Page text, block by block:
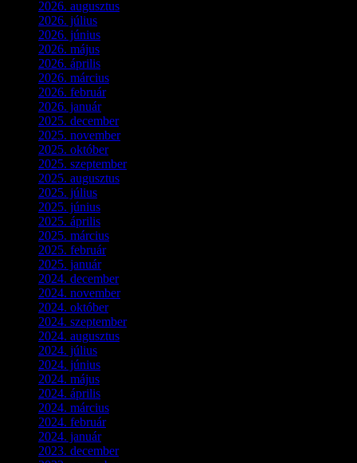
2026. augusztus
2026. július
2026. június
2026. május
2026. április
2026. március
2026. február(4)
2026. január(2)
2025. december(4)
2025. november(3)
2025. október(3)
2025. szeptember(5)
2025. augusztus
2025. július
2025. június
2025. április
2025. március
2025. február(7)
2025. január(3)
2024. december(3)
2024. november(7)
2024. október(6)
2024. szeptember(4)
2024. augusztus
2024. július
2024. június
2024. május
2024. április
2024. március
2024. február(9)
2024. január(3)
2023. december(1)